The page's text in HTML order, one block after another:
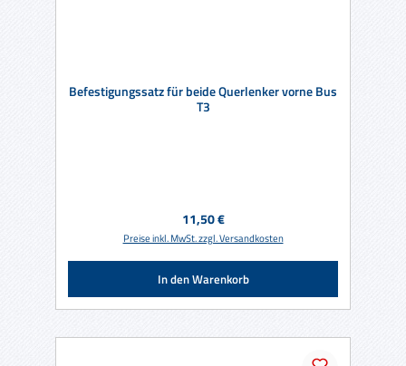
Befestigungssatz für beide Querlenker vorne Bus
T3
Regulärer Preis:
11,50 €
Preise inkl. MwSt. zzgl. Versandkosten
In den Warenkorb